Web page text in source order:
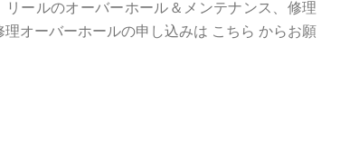
ールのオーバーホール＆メンテナンス、修理
オーバーホールの申し込みは こちら からお願